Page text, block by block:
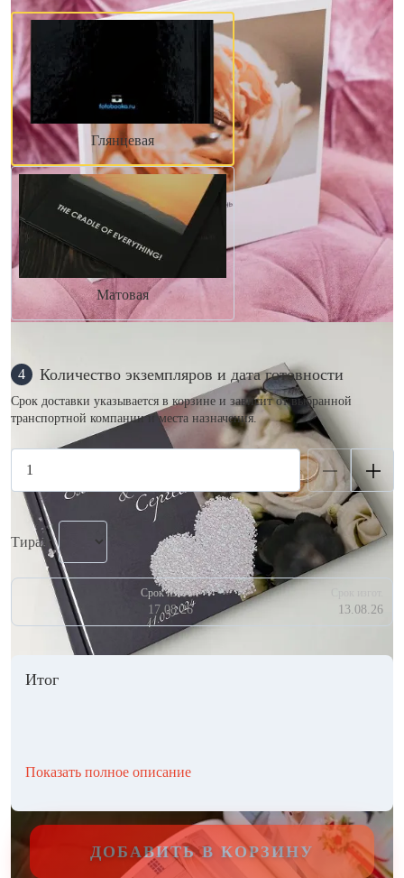
Глянцевая
Матовая
4 Количество экземпляров и дата готовности
Срок доставки указывается в корзине и зависит от выбранной
транспортной компании и места назначения.
Тираж
Срок изгот.
17.08.26 13.08.26
Итог
Показать полное описание
ДОБАВИТЬ В КОРЗИНУ